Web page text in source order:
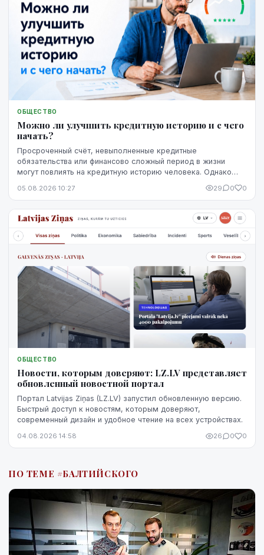
ОБЩЕСТВО
Можно ли улучшить кредитную историю и с чего
начать?
Просроченный счёт, невыполненные кредитные
обязательства или финансово сложный период в жизни
могут повлиять на кредитную историю человека. Однако
невозможно изменить. Кредитную историю можно
регулярное выполнение обязательств и продуманные
действия.
05.08.2026 10:27 29 0 0
ОБЩЕСТВО
Новости, которым доверяют: LZ.LV представляет
обновленный новостной портал
Портал Latvijas Ziņas (LZ.LV) запустил обновленную версию.
Быстрый доступ к новостям, которым доверяют,
современный дизайн и удобное чтение на всех устройствах.
04.08.2026 14:58 26 0 0
ПО ТЕМЕ #БАЛТИЙСКОГО